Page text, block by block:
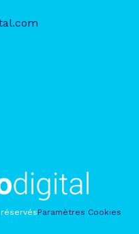
Paramètres Cookies